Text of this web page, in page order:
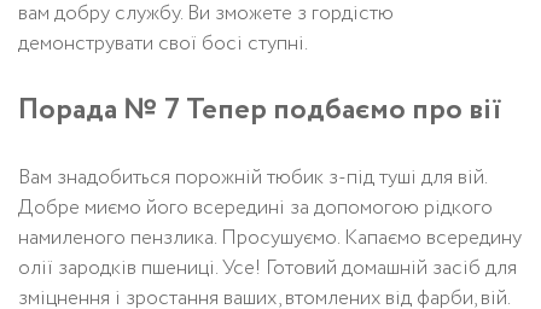
вам добру службу. Ви зможете з гордістю
демонструвати свої босі ступні.
Порада № 7 Тепер подбаємо про вії
Вам знадобиться порожній тюбик з-під туші для вій.
Добре миємо його всередині за допомогою рідкого
намиленого пензлика. Просушуємо. Капаємо всередину
олії зародків пшениці. Усе! Готовий домашній засіб для
зміцнення і зростання ваших, втомлених від фарби, вій.